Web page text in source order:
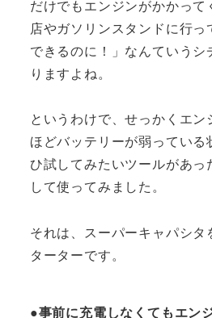
だけでもエンジンがかかっ
店やガソリンスタンドに行
できるのに！」なんていう
りますよね。
というわけで、せっかくエ
ほどバッテリーが弱ってい
ひ試してみたいツールがあっ
して使ってみました。
それは、スーパーキャパシタ
ターターです。
●事前に充電しなくてもエン